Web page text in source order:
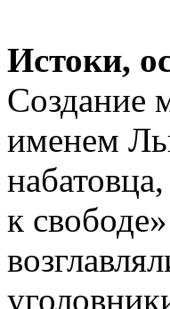
Истоки,
Создание
именем
к